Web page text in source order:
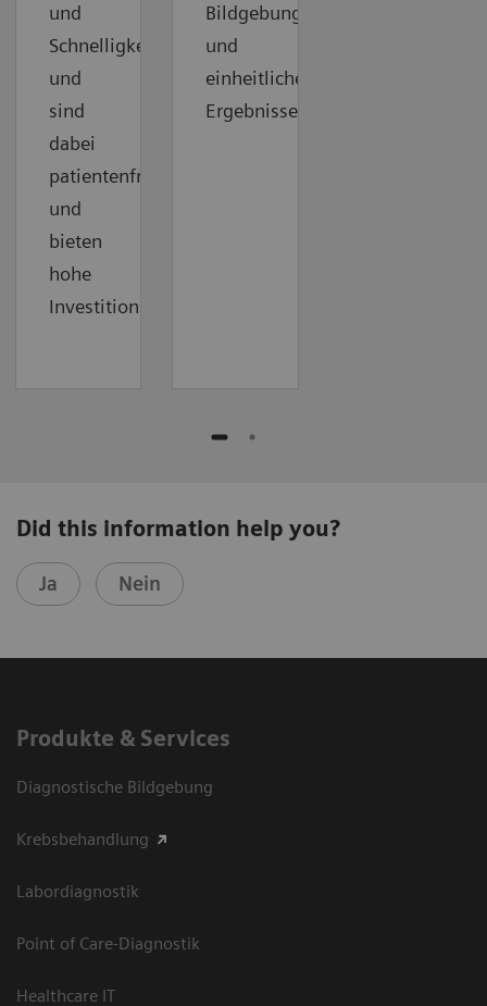
und
Schnelligkeit
und
sind
dabei
patientenfreundlich
und
bieten
hohe
Investitionssicherheit.
Bildgebungsqualität
und
einheitliche
Ergebnisse.
Did this information help you?
Ja Nein
Produkte & Services
Diagnostische Bildgebung
Krebsbehandlung
Labordiagnostik
Point of Care-Diagnostik
Healthcare IT